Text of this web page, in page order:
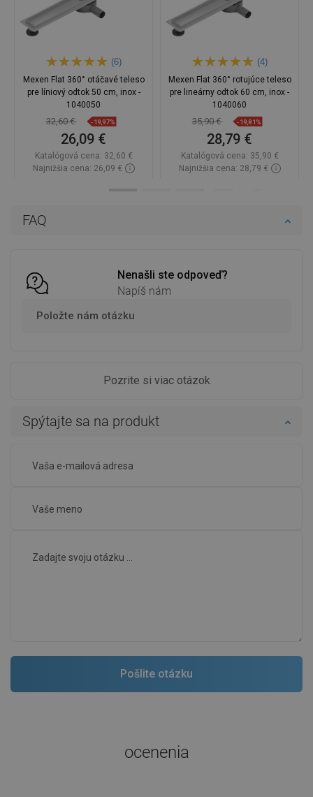
FAQ
Nenašli ste odpoveď?
Napíš nám
Položte nám otázku
Pozrite si viac otázok
Spýtajte sa na produkt
(6)
Mexen Flat 360° otáčavé teleso
pre líniový odtok 50 cm, inox -
1040050
32,60 € -19,97%
26,09 €
Katalógová cena: 32,60 €
Najnižšia cena: 26,09 €
(4)
Mexen Flat 360° rotujúce teleso
pre lineárny odtok 60 cm, inox -
1040060
35,90 € -19,81%
28,79 €
Katalógová cena: 35,90 €
Najnižšia cena: 28,79 €
ocenenia